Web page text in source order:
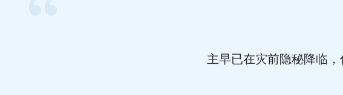
主早已在灾前隐秘降临